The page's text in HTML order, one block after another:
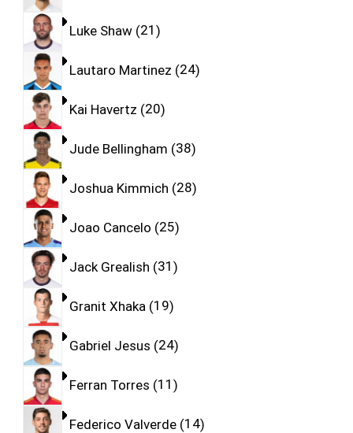
Luke Shaw 21
Lautaro Martinez 24
Kai Havertz 20
Jude Bellingham 38
Joshua Kimmich 28
Joao Cancelo 25
Jack Grealish 31
Granit Xhaka 19
Gabriel Jesus 24
Ferran Torres 11
Federico Valverde 14